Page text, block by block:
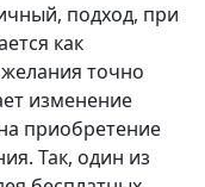
подход, при
как
точно
изменение
приобретение
Так, один из